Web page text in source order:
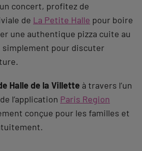
concert, profitez de
de La Petite Halle pour boire
une authentique pizza cuite au
pour discuter
Halle de la Villette à travers l’un
l’application Paris Region
conçue pour les familles et